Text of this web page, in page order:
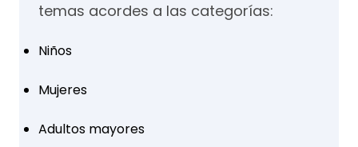
temas acordes a las categorías:
Niños
Mujeres
Adultos mayores